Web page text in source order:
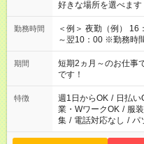
好きな場所を選べます
勤務時間
＜例＞ 夜勤（例）
～翌10：00 ※勤務時間は施
みたい」 「しっかり
い」など ご希望にあった
の方の場合は1～2ヶ
仕事に慣れてからの夜勤になります
必要な場合も遠慮な
期間
短期2ヵ月～のお仕
です！
特徴 週1日からOK / 日払い
業・WワークOK / 服
集 / 電話対応なし / パ